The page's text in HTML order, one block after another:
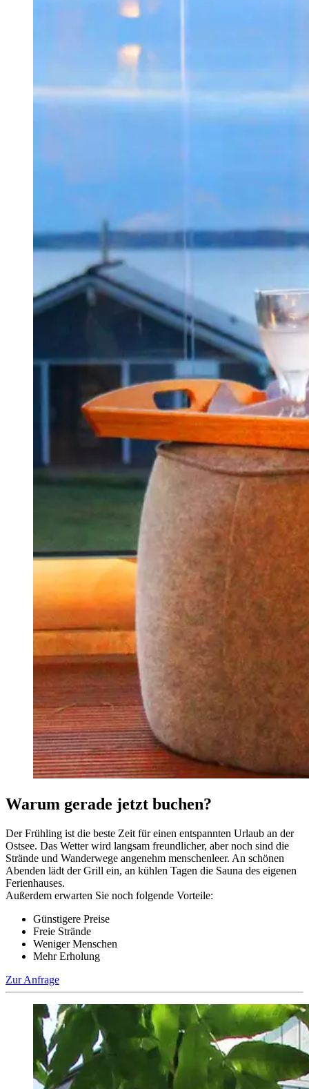
Warum gerade jetzt buchen?
Der Frühling ist die beste Zeit für einen entspannten Urlaub an der
Ostsee. Das Wetter wird langsam freundlicher, aber noch sind die
Strände und Wanderwege angenehm menschenleer. An schönen
Abenden lädt der Grill ein, an kühlen Tagen die Sauna des eigenen
Ferienhauses.
Außerdem erwarten Sie noch folgende Vorteile:
Günstigere Preise
Freie Strände
Weniger Menschen
Mehr Erholung
Zur Anfrage